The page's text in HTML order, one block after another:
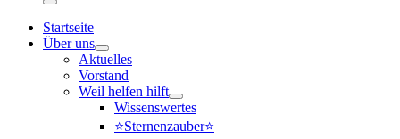
Menü
Startseite
Über uns
Aktuelles
Vorstand
Weil helfen hilft
Wissenswertes
⭐Sternenzauber⭐